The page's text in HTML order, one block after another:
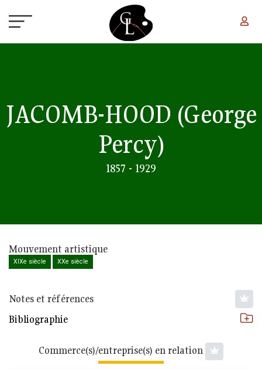
JACOMB-HOOD (George
Percy)
1857 - 1929
Mouvement artistique
XIXe siècle XXe siècle
Notes et références
Bibliographie
Commerce(s)/entreprise(s) en relation